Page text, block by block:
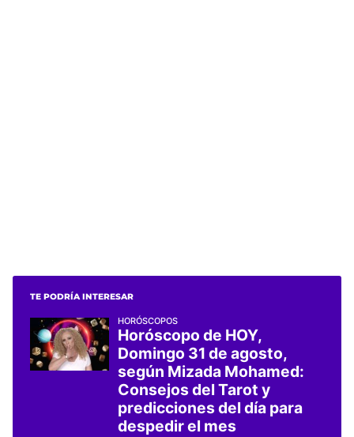
TE PODRÍA INTERESAR
HORÓSCOPOS
Horóscopo de HOY,
Domingo 31 de agosto,
según Mizada Mohamed:
Consejos del Tarot y
predicciones del día para
despedir el mes